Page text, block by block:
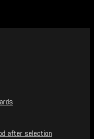
after selection